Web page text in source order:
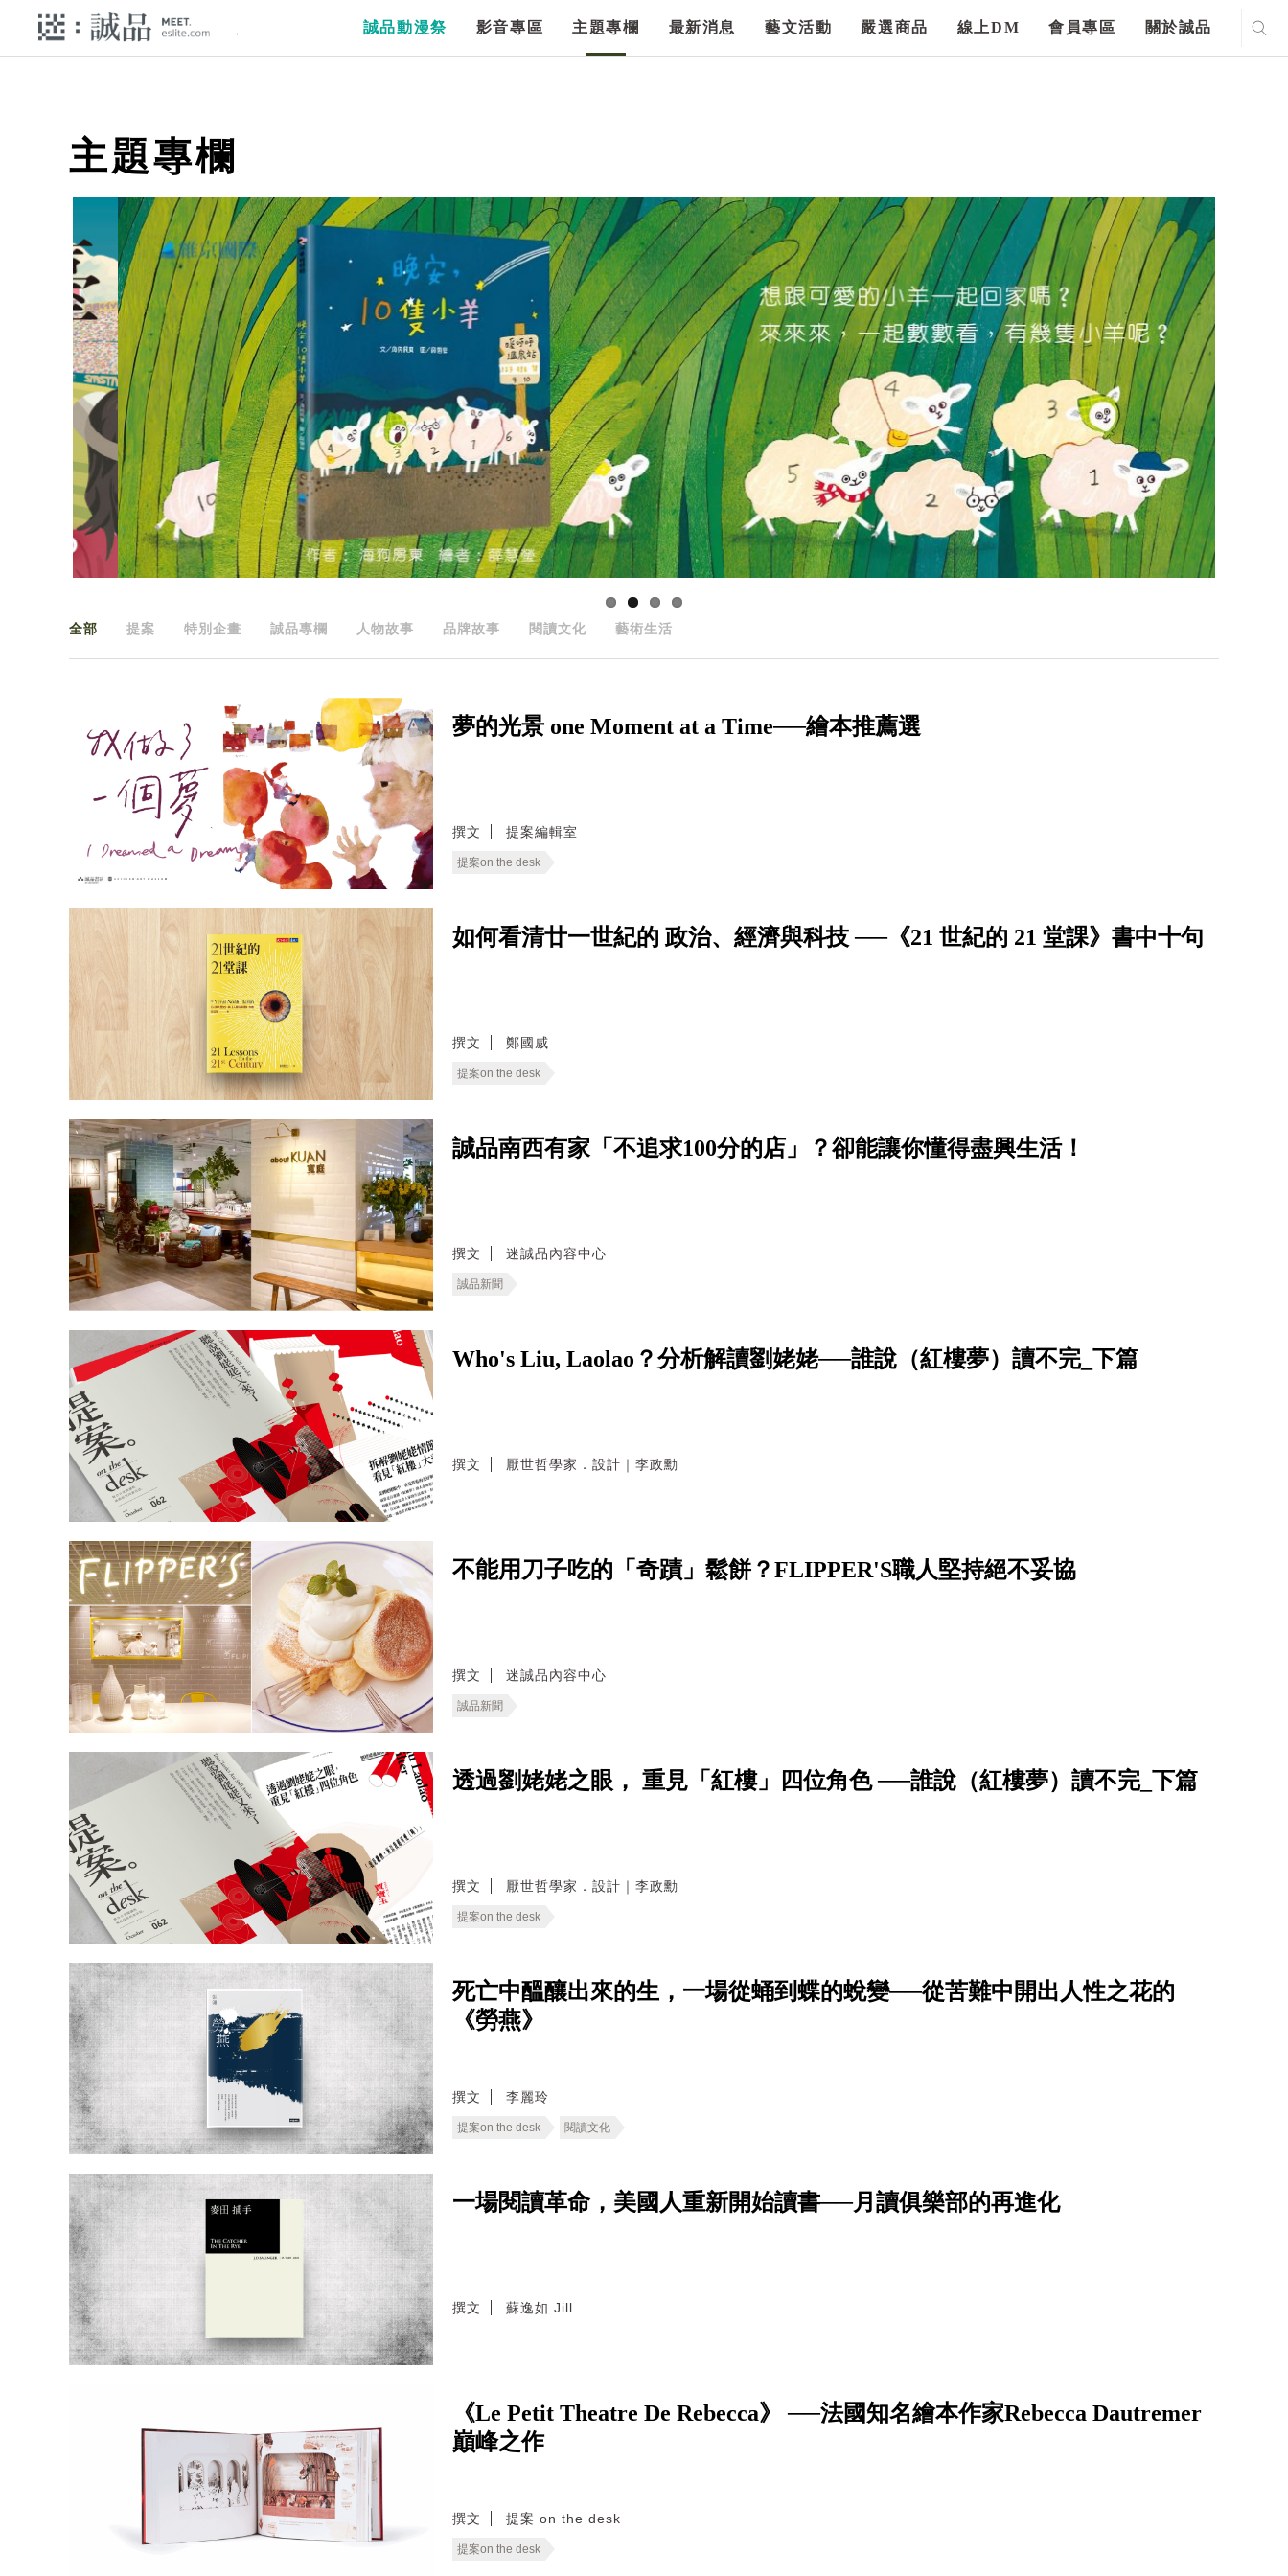
誠品動漫祭 影音專區 主題專欄 最新消息 藝文活動 嚴選商品 線上DM 會員專區 關於誠品
主題專欄
全部 提案 特別企畫 誠品專欄 人物故事 品牌故事 閱讀文化 藝術生活
夢的光景 one Moment at a Time──繪本推薦選
撰文 提案編輯室
提案on the desk
如何看清廿一世紀的 政治、經濟與科技 ──《21 世紀的 21 堂課》書中十句
撰文 鄭國威
提案on the desk
誠品南西有家「不追求100分的店」？卻能讓你懂得盡興生活！
撰文 迷誠品內容中心
誠品新聞
Who's Liu, Laolao？分析解讀劉姥姥──誰說（紅樓夢）讀不完_下篇
撰文 厭世哲學家．設計｜李政勳
不能用刀子吃的「奇蹟」鬆餅？FLIPPER'S職人堅持絕不妥協
撰文 迷誠品內容中心
誠品新聞
透過劉姥姥之眼， 重見「紅樓」四位角色 ──誰說（紅樓夢）讀不完_下篇
撰文 厭世哲學家．設計｜李政勳
提案on the desk
死亡中醞釀出來的生，一場從蛹到蝶的蛻變──從苦難中開出人性之花的
《勞燕》
撰文 李麗玲
提案on the desk 閱讀文化
一場閱讀革命，美國人重新開始讀書──月讀俱樂部的再進化
撰文 蘇逸如 Jill
《Le Petit Theatre De Rebecca》 ──法國知名繪本作家Rebecca Dautremer
巔峰之作
撰文 提案 on the desk
提案on the desk